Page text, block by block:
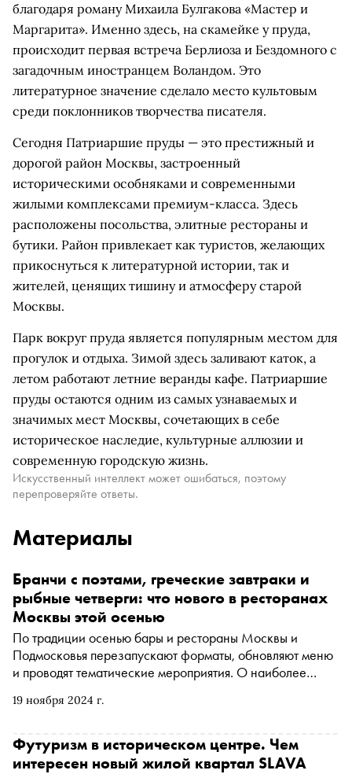
благодаря роману Михаила Булгакова «Мастер и
Маргарита». Именно здесь, на скамейке у пруда,
происходит первая встреча Берлиоза и Бездомного с
загадочным иностранцем Воландом. Это
литературное значение сделало место культовым
среди поклонников творчества писателя.
Сегодня Патриаршие пруды — это престижный и
дорогой район Москвы, застроенный
историческими особняками и современными
жилыми комплексами премиум-класса. Здесь
расположены посольства, элитные рестораны и
бутики. Район привлекает как туристов, желающих
прикоснуться к литературной истории, так и
жителей, ценящих тишину и атмосферу старой
Москвы.
Парк вокруг пруда является популярным местом для
прогулок и отдыха. Зимой здесь заливают каток, а
летом работают летние веранды кафе. Патриаршие
пруды остаются одним из самых узнаваемых и
значимых мест Москвы, сочетающих в себе
историческое наследие, культурные аллюзии и
современную городскую жизнь.
Искусственный интеллект может ошибаться, поэтому
перепроверяйте ответы.
Материалы
19 ноября 2024 г.
Бранчи с поэтами, греческие завтраки и
рыбные четверги: что нового в ресторанах
Москвы этой осенью
По традиции осенью бары и рестораны Москвы и
Подмосковья перезапускают форматы, обновляют меню
и проводят тематические мероприятия. О наиболее
Футуризм в историческом центре. Чем
интересен новый жилой квартал SLAVA